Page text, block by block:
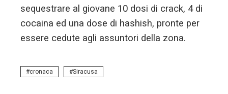
sequestrare al giovane 10 dosi di crack, 4 di
cocaina ed una dose di hashish, pronte per
essere cedute agli assuntori della zona.
cronaca Siracusa